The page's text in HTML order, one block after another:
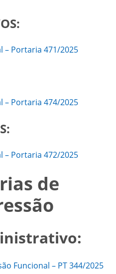
– Portaria 471/2025
– Portaria 474/2025
– Portaria 472/2025
de
Funcional – PT 344/2025